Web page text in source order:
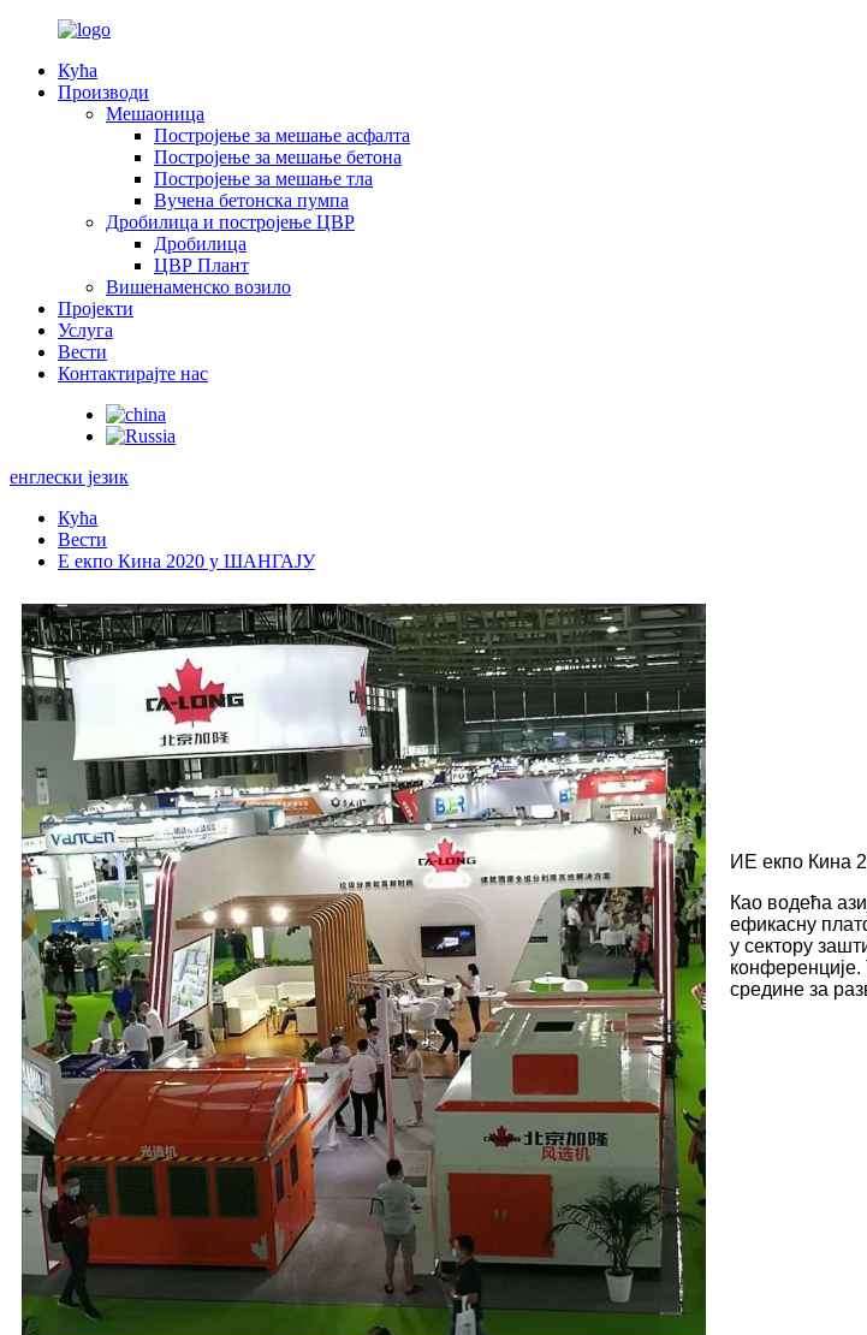
Кућа
Производи
Мешаоница
Постројење за мешање асфалта
Постројење за мешање бетона
Постројење за мешање тла
Вучена бетонска пумпа
Дробилица и постројење ЦВР
Дробилица
ЦВР Плант
Вишенаменско возило
Пројекти
Услуга
Вести
Контактирајте нас
енглески језик
Кућа
Вести
Е екпо Кина 2020 у ШАНГАЈУ
ИЕ екпо Кина
Као водећа
ефикасну
у сектору
средине за